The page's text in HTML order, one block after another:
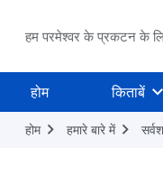
हम परमेश्वर के प्रकटन के
होम किताबें
होम हमारे बारे में